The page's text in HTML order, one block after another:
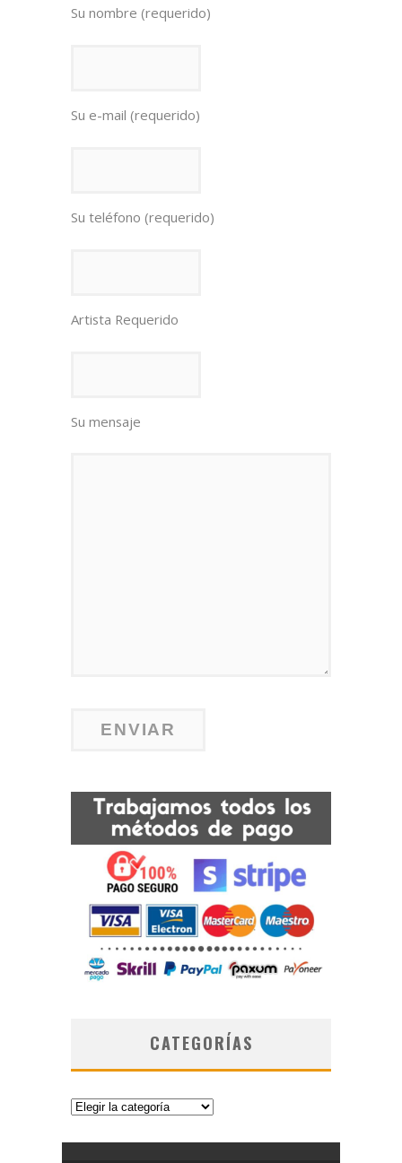
Su nombre (requerido)
Su e-mail (requerido)
Su teléfono (requerido)
Artista Requerido
Su mensaje
CATEGORÍAS
Categorías